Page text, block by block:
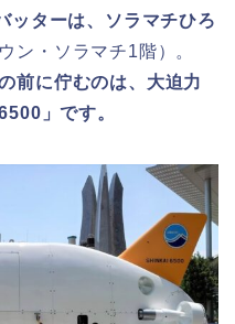
ターは、ソラマチひろ
ン・ソラマチ1階）。
前に佇むのは、大迫力
」です。